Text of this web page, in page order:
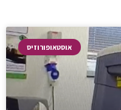
אוסטאופורוזיס